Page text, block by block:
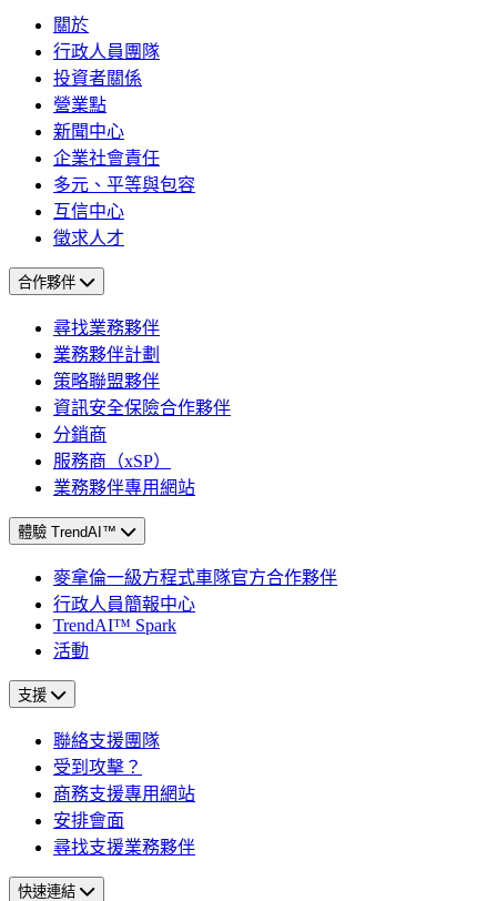
關於
行政人員團隊
投資者關係
營業點
新聞中心
企業社會責任
多元、平等與包容
互信中心
徵求人才
合作夥伴
尋找業務夥伴
業務夥伴計劃
策略聯盟夥伴
資訊安全保險合作夥伴
分銷商
服務商（xSP）
業務夥伴專用網站
體驗 TrendAI™
麥拿倫一級方程式車隊官方合作夥伴
行政人員簡報中心
TrendAI™ Spark
活動
支援
聯絡支援團隊
受到攻擊？
商務支援專用網站
安排會面
尋找支援業務夥伴
快速連結